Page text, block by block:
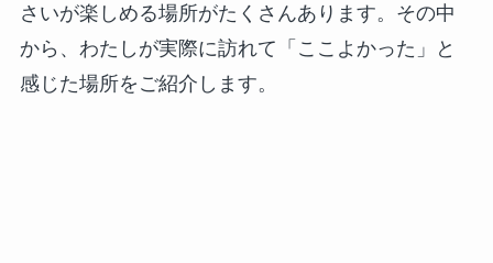
さいが楽しめる場所がたくさんあります。その中
から、わたしが実際に訪れて「ここよかった」と
感じた場所をご紹介します。